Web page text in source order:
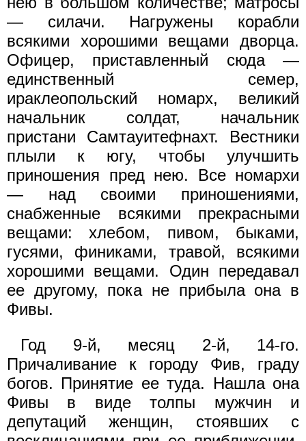
— силачи. Нагружены корабли
всякими хорошими вещами дворца.
Офицер, приставленный сюда —
единственный семер,
ираклеопольский номарх, великий
начальник солдат, начальник
пристани Самтауитефнахт. Вестники
плыли к югу, чтобы улучшить
приношения пред нею. Все номархи
— над своими приношениями,
снабженные всякими прекрасными
вещами: хлебом, пивом, быками,
гусями, финиками, травой, всякими
хорошими вещами. Один передавал
ее другому, пока не прибыла она в
Фивы.
Год 9-й, месяц 2-й, 14-го.
Причаливание к городу Фив, граду
богов. Принятие ее туда. Нашла она
Фивы в виде толпы мужчин и
депутаций женщин, стоявших с